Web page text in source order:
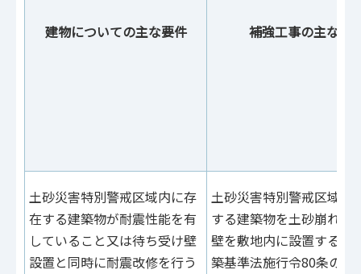
建物についての主な要件 補強工事の主な内
土砂災害特別警戒区域内に存
在する建築物が耐震性能を有
していること又は待ち受け壁
設置と同時に耐震改修を行う
土砂災害特別警戒区域内
する建築物を土砂崩れか
壁を敷地内に設置する工
築基準法施行令80条の3